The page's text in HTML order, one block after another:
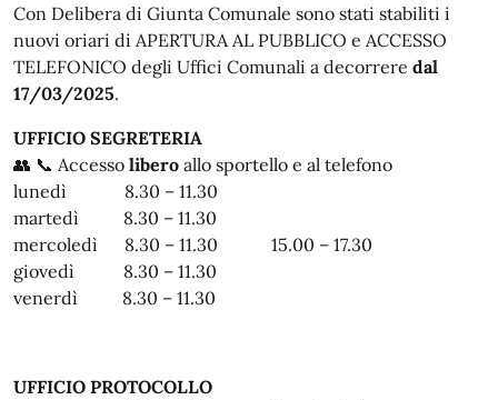
Con Delibera di Giunta Comunale sono stati stabiliti i
nuovi oriari di APERTURA AL PUBBLICO e ACCESSO
TELEFONICO degli Uffici Comunali a decorrere dal
17/03/2025.
UFFICIO SEGRETERIA
👥 📞 Accesso libero allo sportello e al telefono
lunedì 8.30 – 11.30
martedì 8.30 – 11.30
mercoledì 8.30 – 11.30 15.00 – 17.30
giovedì 8.30 – 11.30
venerdì 8.30 – 11.30
UFFICIO PROTOCOLLO